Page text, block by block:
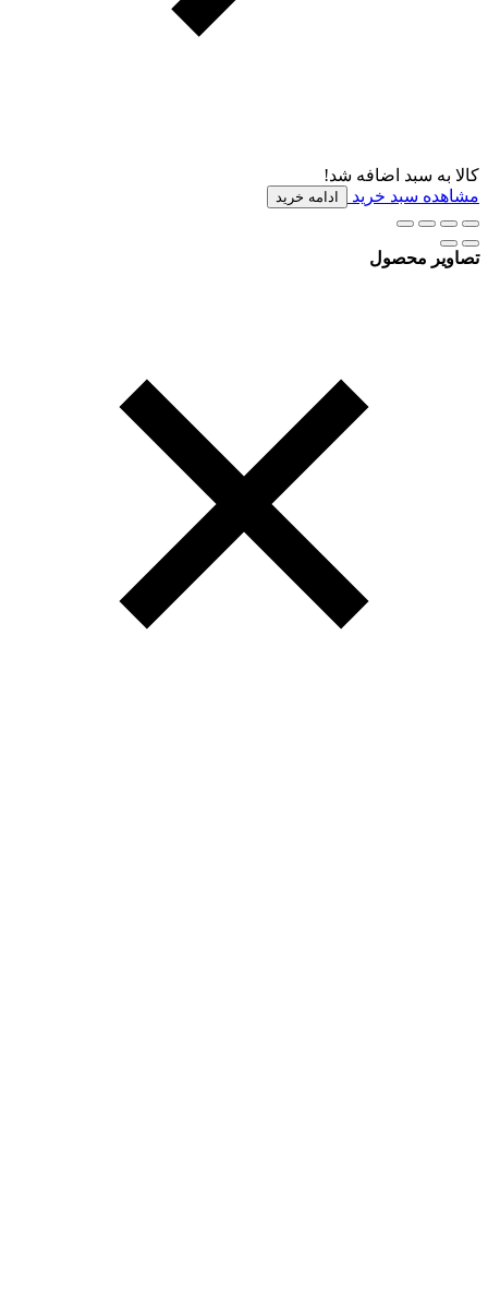
کالا به سبد اضافه شد!
مشاهده سبد خرید
ادامه خرید
تصاویر محصول